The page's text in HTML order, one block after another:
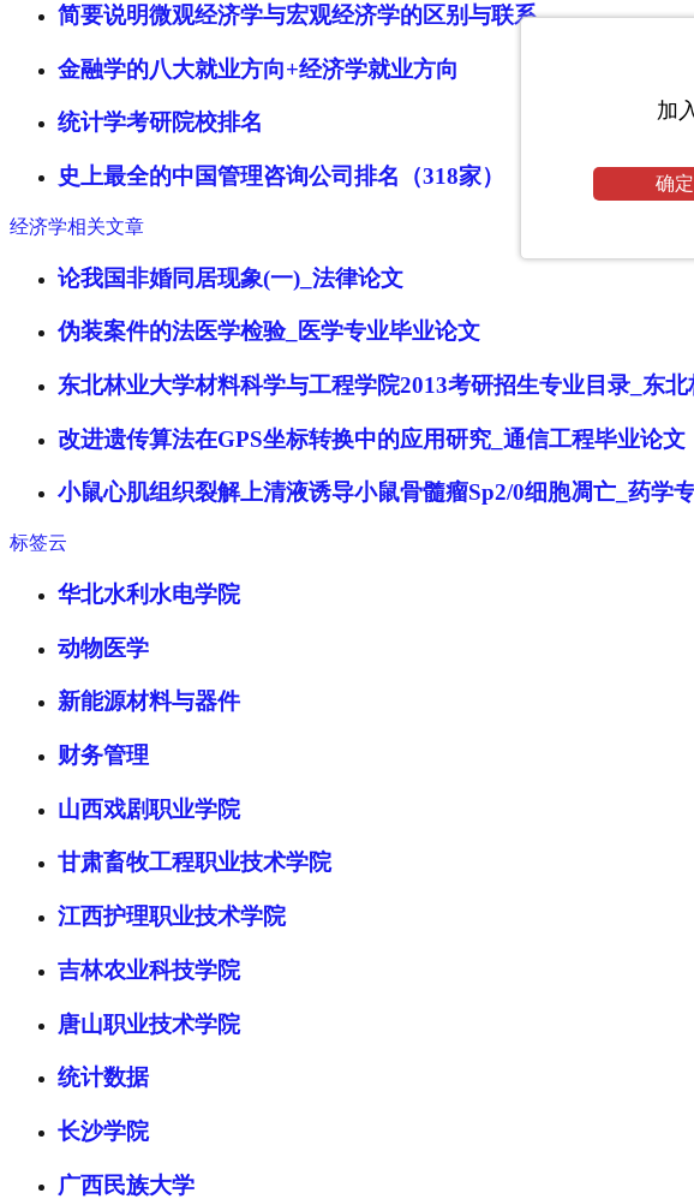
简要说明微观经济学与宏观经济学的区别与联系
金融学的八大就业方向+经济学就业方向
统计学考研院校排名
史上最全的中国管理咨询公司排名（318家）
经济学相关文章
论我国非婚同居现象(一)_法律论文
伪装案件的法医学检验_医学专业毕业论文
东北林业大学材料科学与工程学院2013考研招生专业目录_东北
改进遗传算法在GPS坐标转换中的应用研究_通信工程毕业论文
小鼠心肌组织裂解上清液诱导小鼠骨髓瘤Sp2/0细胞凋亡_药学
标签云
华北水利水电学院
动物医学
新能源材料与器件
财务管理
山西戏剧职业学院
甘肃畜牧工程职业技术学院
江西护理职业技术学院
吉林农业科技学院
唐山职业技术学院
统计数据
长沙学院
广西民族大学
加
确定